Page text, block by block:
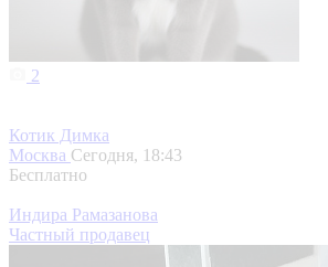
2
Котик Димка
Москва Сегодня, 18:43
Бесплатно
Индира Рамазанова
Частный продавец